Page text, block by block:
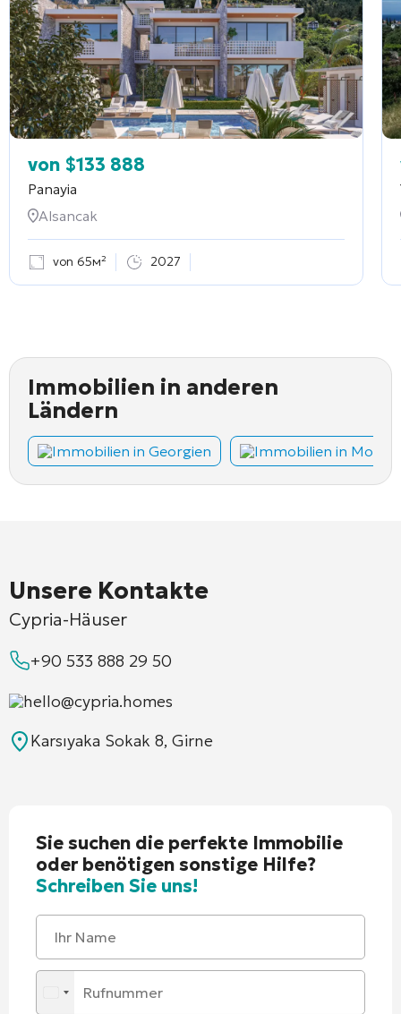
von $133 888
Panayia
Alsancak
von 65м² 2027
Immobilien in anderen
Ländern
Immobilien in Georgien Immobilien in
Unsere Kontakte
Cypria-Häuser
+90 533 888 29 50
hello@cypria.homes
Karsıyaka Sokak 8, Girne
Sie suchen die perfekte Immobilie
oder benötigen sonstige Hilfe?
Schreiben Sie uns!